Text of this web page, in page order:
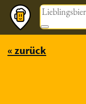
« zurück